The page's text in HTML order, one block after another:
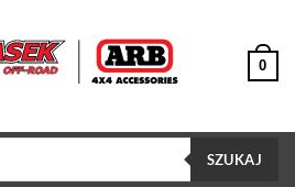
0
SZUKAJ